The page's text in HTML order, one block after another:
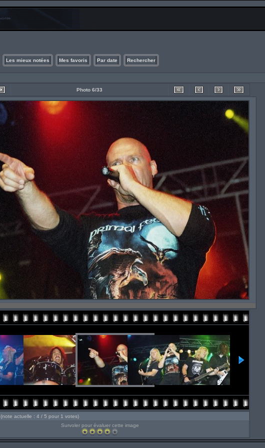
Les mieux notées Mes favoris Par date Rechercher
Photo 6/33
(note actuelle : 4 / 5 pour 1 votes)
Survoler pour évaluer cette image